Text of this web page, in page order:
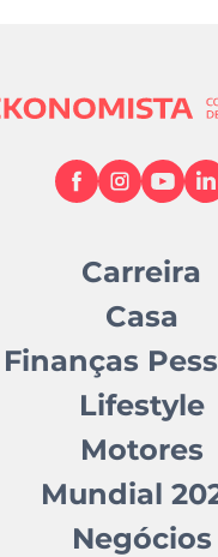
Carreira
Casa
Finanças
Lifestyle
Motores
Mundial
Negócios